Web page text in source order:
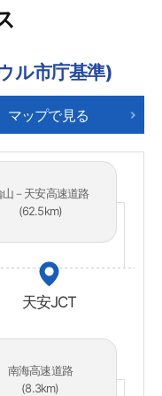
ル市庁基準)
マップで見る
天安JCT
山－天安高速道路
(62.5km)
南海高速道路
(8.3km)